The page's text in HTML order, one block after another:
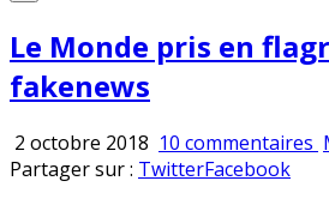
Le Monde pris en
fakenews
2 octobre 2018 10 commentaires
Partager sur : TwitterFacebook